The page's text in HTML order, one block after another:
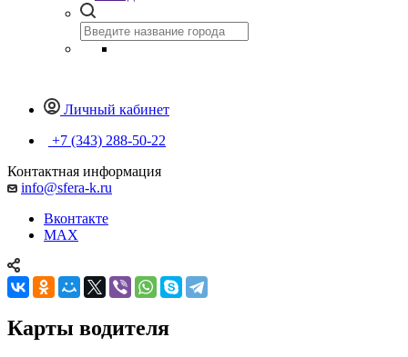
Личный кабинет
+7 (343) 288-50-22
Контактная информация
info@sfera-k.ru
Вконтакте
MAX
Карты водителя